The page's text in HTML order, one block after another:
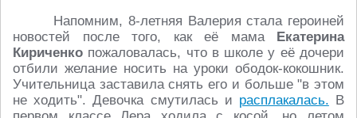
Напомним, 8-летняя Валерия стала героиней
новостей после того, как её мама Екатерина
Кириченко пожаловалась, что в школе у её дочери
отбили желание носить на уроки ободок-кокошник.
Учительница заставила снять его и больше "в этом
не ходить". Девочка смутилась и расплакалась. В